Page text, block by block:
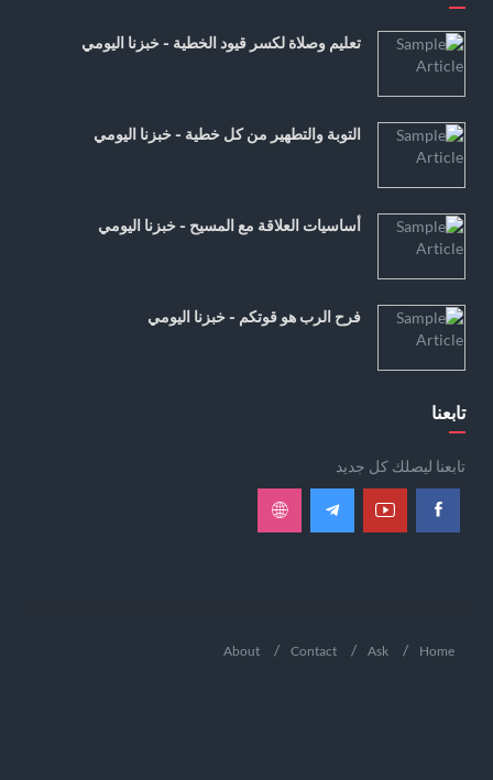
تعليم وصلاة لكسر قيود الخطية - خبزنا اليومي
التوبة والتطهير من كل خطية - خبزنا اليومي
أساسيات العلاقة مع المسيح - خبزنا اليومي
فرح الرب هو قوتكم - خبزنا اليومي
تابعنا
تابعنا ليصلك كل جديد
Home
Ask
Contact
About